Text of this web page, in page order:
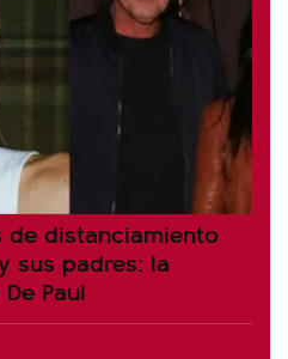
de distanciamiento
sus padres: la
Paul